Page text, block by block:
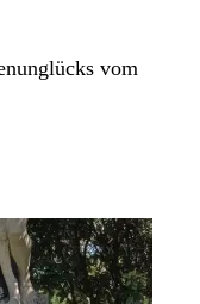
vom